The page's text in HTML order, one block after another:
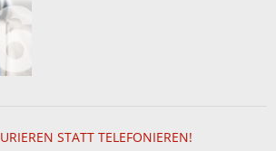
STATT TELEFONIEREN!